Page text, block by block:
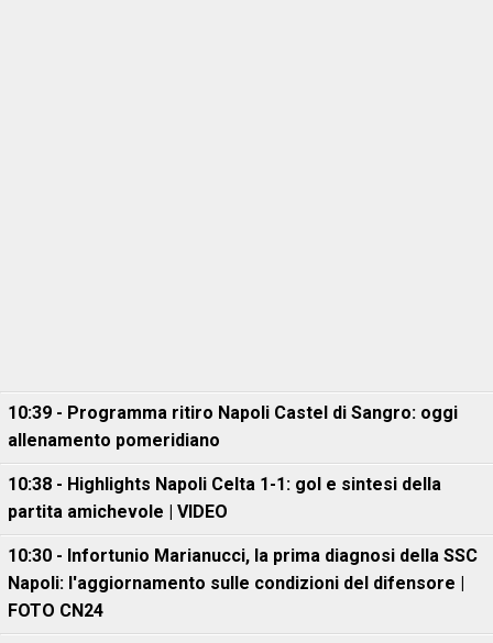
10:39 - Programma ritiro Napoli Castel di Sangro: oggi
allenamento pomeridiano
10:38 - Highlights Napoli Celta 1-1: gol e sintesi della
partita amichevole | VIDEO
10:30 - Infortunio Marianucci, la prima diagnosi della SSC
Napoli: l'aggiornamento sulle condizioni del difensore |
FOTO CN24